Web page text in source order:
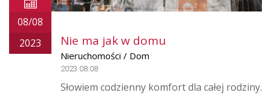
08/08
2023
Nie ma jak w domu
Nieruchomości / Dom
2023.08.08
Słowiem codzienny komfort dla całej rodziny.